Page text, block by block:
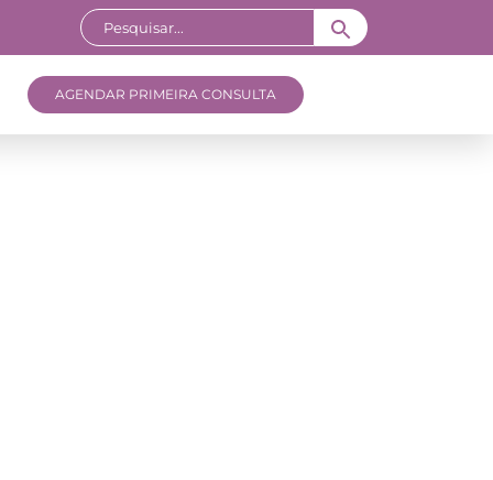
AGENDAR PRIMEIRA CONSULTA